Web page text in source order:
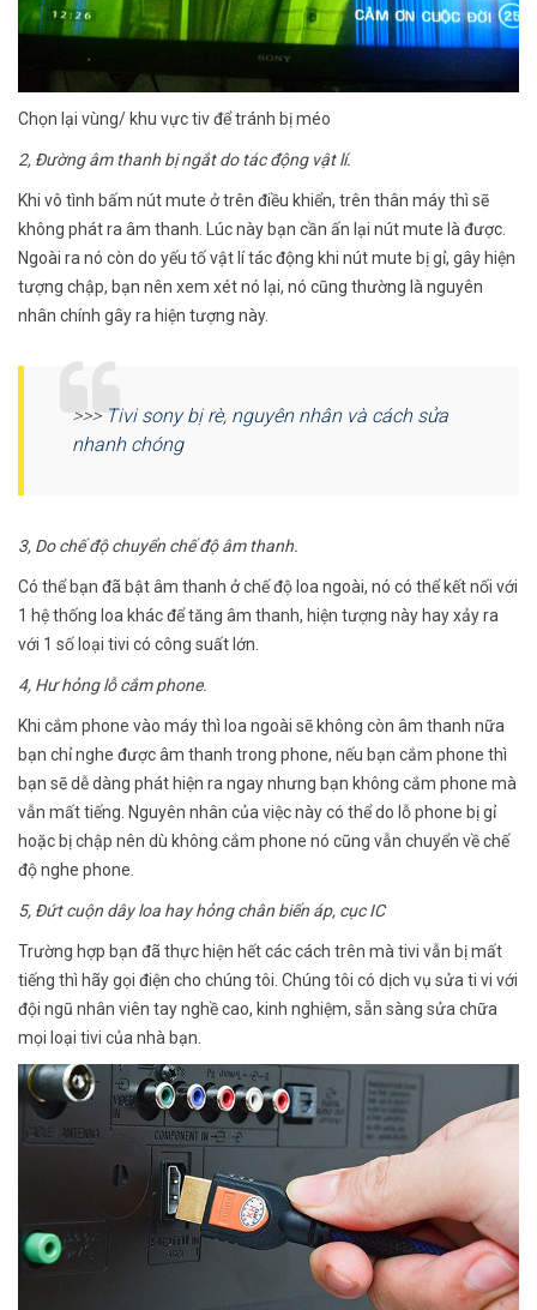
Chọn lại vùng/ khu vực tiv để tránh bị méo
2, Đường âm thanh bị ngắt do tác động vật lí.
Khi vô tình bấm nút mute ở trên điều khiển, trên thân máy thì sẽ
không phát ra âm thanh. Lúc này bạn cần ấn lại nút mute là được.
Ngoài ra nó còn do yếu tố vật lí tác động khi nút mute bị gỉ, gây hiện
tượng chập, bạn nên xem xét nó lại, nó cũng thường là nguyên
nhân chính gây ra hiện tượng này.
>>> Tivi sony bị rè, nguyên nhân và cách sửa
nhanh chóng
3, Do chế độ chuyển chế độ âm thanh.
Có thể bạn đã bật âm thanh ở chế độ loa ngoài, nó có thể kết nối với
1 hệ thống loa khác để tăng âm thanh, hiện tượng này hay xảy ra
với 1 số loại tivi có công suất lớn.
4, Hư hỏng lỗ cắm phone.
Khi cắm phone vào máy thì loa ngoài sẽ không còn âm thanh nữa
bạn chỉ nghe được âm thanh trong phone, nếu bạn cắm phone thì
bạn sẽ dễ dàng phát hiện ra ngay nhưng bạn không cắm phone mà
vẫn mất tiếng. Nguyên nhân của việc này có thể do lỗ phone bị gỉ
hoặc bị chập nên dù không cắm phone nó cũng vẫn chuyển về chế
độ nghe phone.
5, Đứt cuộn dây loa hay hỏng chân biến áp, cục IC
Trường hợp bạn đã thực hiện hết các cách trên mà tivi vẫn bị mất
tiếng thì hãy gọi điện cho chúng tôi. Chúng tôi có dịch vụ sửa ti vi với
đội ngũ nhân viên tay nghề cao, kinh nghiệm, sẵn sàng sửa chữa
mọi loại tivi của nhà bạn.